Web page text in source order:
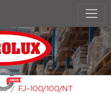
FJ-100/100/NT